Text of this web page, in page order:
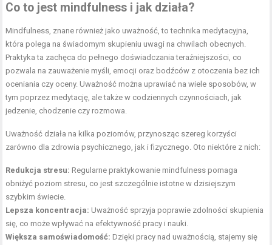
Co to jest mindfulness i jak działa?
Mindfulness, znane również jako uważność, to technika medytacyjna,
która polega na świadomym skupieniu uwagi na chwilach obecnych.
Praktyka ta zachęca do pełnego doświadczania teraźniejszości, co
pozwala na zauważenie myśli, emocji oraz bodźców z otoczenia bez ich
oceniania czy oceny. Uważność można uprawiać na wiele sposobów, w
tym poprzez medytację, ale także w codziennych czynnościach, jak
jedzenie, chodzenie czy rozmowa.
Uważność działa na kilka poziomów, przynosząc szereg korzyści
zarówno dla zdrowia psychicznego, jak i fizycznego. Oto niektóre z nich:
Redukcja stresu: Regularne praktykowanie mindfulness pomaga
obniżyć poziom stresu, co jest szczególnie istotne w dzisiejszym
szybkim świecie.
Lepsza koncentracja: Uważność sprzyja poprawie zdolności skupienia
się, co może wpływać na efektywność pracy i nauki.
Większa samoświadomość: Dzięki pracy nad uważnością, stajemy się